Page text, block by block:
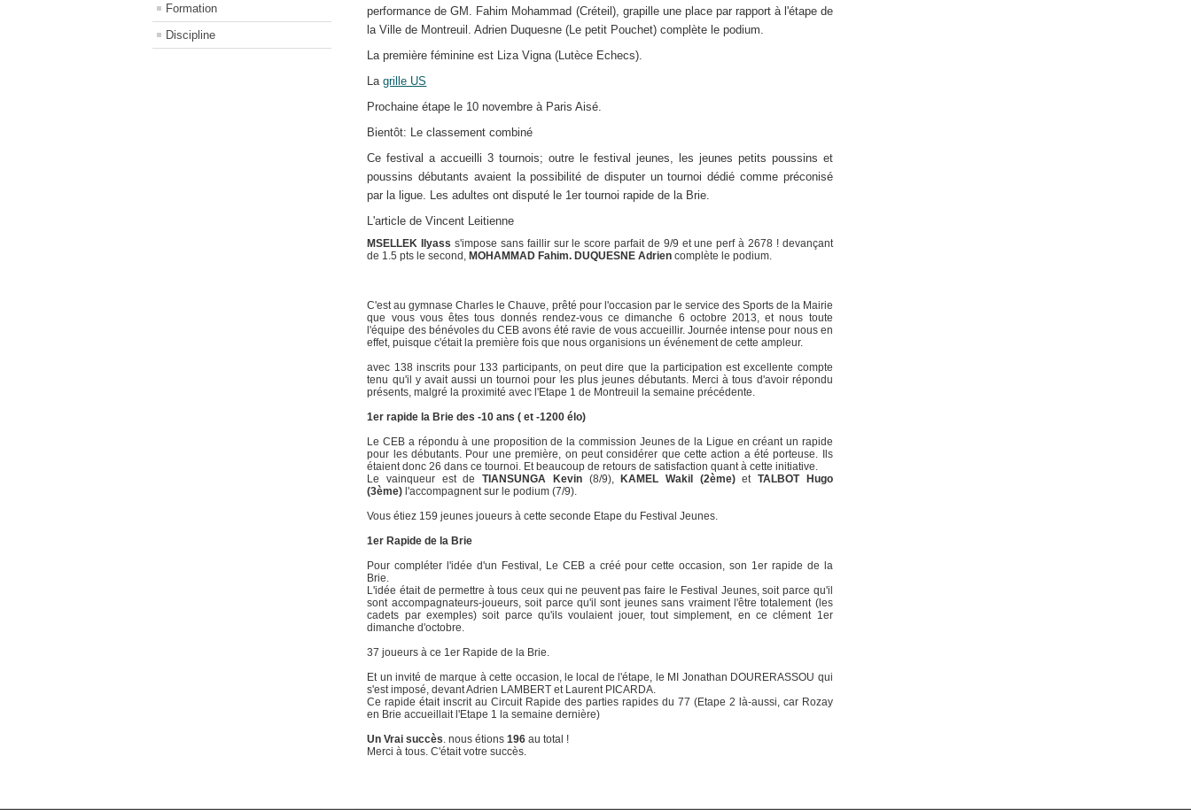
Formation
Discipline
performance de GM. Fahim Mohammad (Créteil), grapille une place par rapport à l'étape de
la Ville de Montreuil. Adrien Duquesne (Le petit Pouchet) complète le podium.
La première féminine est Liza Vigna (Lutèce Echecs).
Lagrille US
Prochaine étape le 10 novembre à Paris Aisé.
Bientôt: Le classement combiné
Ce festival a accueilli 3 tournois; outre le festival jeunes, les jeunes petits poussins et
poussins débutants avaient la possibilité de disputer un tournoi dédié comme préconisé
par la ligue. Les adultes ont disputé le 1er tournoi rapide de la Brie.
L'article de Vincent Leitienne
MSELLEK Ilyasss'impose sans faillir sur le score parfait de 9/9 et une perf à 2678 ! devançant
de 1.5 pts le second,MOHAMMAD Fahim.DUQUESNE Adrien complète le podium.
C'est au gymnase Charles le Chauve, prêté pour l'occasion par le service des Sports de la Mairie
que vous vous êtes tous donnés rendez-vous ce dimanche 6 octobre 2013, et nous toute
l'équipe des bénévoles du CEB avons été ravie de vous accueillir. Journée intense pour nous en
effet, puisque c'était la première fois que nous organisions un événement de cette ampleur.
avec 138 inscrits pour 133 participants, on peut dire que la participation est excellente compte
tenu qu'il y avait aussi un tournoi pour les plus jeunes débutants. Merci à tous d'avoir répondu
présents, malgré la proximité avec l'Etape 1 de Montreuil la semaine précédente.
1er rapide la Brie des -10 ans ( et -1200 élo)
Le CEB a répondu à une proposition de la commission Jeunes de la Ligue en créant un rapide
pour les débutants. Pour une première, on peut considérer que cette action a été porteuse. Ils
étaient donc 26 dans ce tournoi. Et beaucoup de retours de satisfaction quant à cette initiative.
Le vainqueur est deTIANSUNGA Kevin(8/9),KAMEL Wakil (2ème)etTALBOT Hugo
(3ème)l'accompagnent sur le podium (7/9).
Vous étiez 159 jeunes joueurs à cette seconde Etape du Festival Jeunes.
1er Rapide de la Brie
Pour compléter l'idée d'un Festival, Le CEB a créé pour cette occasion, son 1er rapide de la
Brie.
L'idée était de permettre à tous ceux qui ne peuvent pas faire le Festival Jeunes, soit parce qu'il
sont accompagnateurs-joueurs, soit parce qu'il sont jeunes sans vraiment l'être totalement (les
cadets par exemples) soit parce qu'ils voulaient jouer, tout simplement, en ce clément 1er
dimanche d'octobre.
37 joueurs à ce 1er Rapide de la Brie.
Et un invité de marque à cette occasion, le local de l'étape, le MI Jonathan DOURERASSOU qui
s'est imposé, devant Adrien LAMBERT et Laurent PICARDA.
Ce rapide était inscrit au Circuit Rapide des parties rapides du 77 (Etape 2 là-aussi, car Rozay
en Brie accueillait l'Etape 1 la semaine dernière)
Un Vrai succès . nous étions196 au total !
Merci à tous. C'était votre succès.